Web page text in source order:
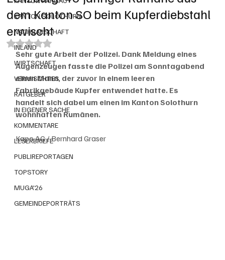
KANTON SOLOTHURN
NACHBARSCHAFT
INLAND
WIRTSCHAFT
VERMISCHTES
RATGEBER
IN EIGENER SACHE
KOMMENTARE
LESERBRIEFE
PUBLIREPORTAGEN
TOPSTORY
MUGA'26
GEMEINDEPORTRÄTS
dem Kanton SO beim Kupferdiebstahl
erwischt
Mit NaN von 5 Sternen bewertet.
Sehr gute Arbeit der Polizei. Dank Meldung eines
Augenzeugen fasste die Polizei am Sonntagabend
einen Mann, der zuvor in einem leeren
Fabrikgebäude Kupfer entwendet hatte. Es
handelt sich dabei um einen im Kanton Solothurn
wohnhaften Rumänen.
Kapo AG / Bernhard Graser